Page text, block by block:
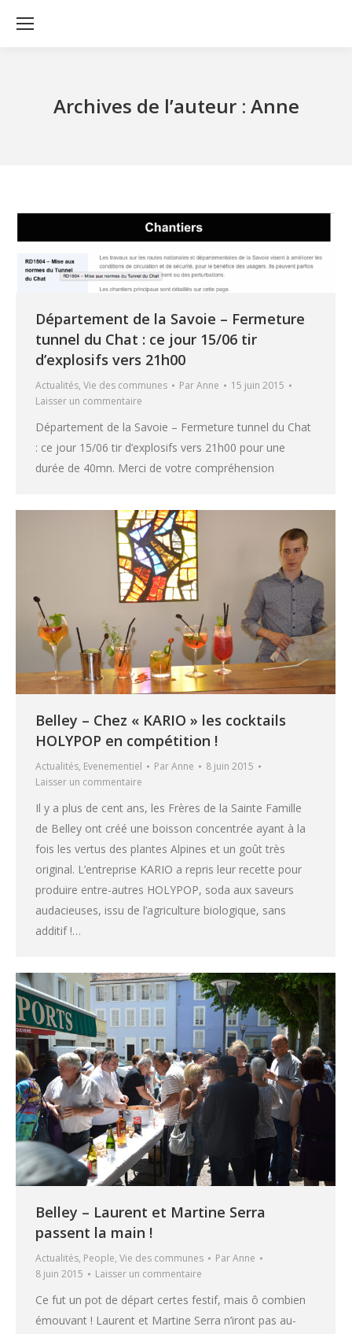
Archives de l’auteur : Anne
Département de la Savoie – Fermeture
tunnel du Chat : ce jour 15/06 tir
d’explosifs vers 21h00
Actualités, Vie des communes ParAnne
15 juin 2015
Laisser un commentaire
Département de la Savoie – Fermeture tunnel du Chat
: ce jour 15/06 tir d’explosifs vers 21h00 pour une
durée de 40mn. Merci de votre compréhension
Belley – Chez « KARIO » les cocktails
HOLYPOP en compétition !
Actualités, Evenementiel ParAnne
8 juin 2015
Laisser un commentaire
Il y a plus de cent ans, les Frères de la Sainte Famille
de Belley ont créé une boisson concentrée ayant à la
fois les vertus des plantes Alpines et un goût très
original. L’entreprise KARIO a repris leur recette pour
produire entre-autres HOLYPOP, soda aux saveurs
audacieuses, issu de l’agriculture biologique, sans
additif !…
Belley – Laurent et Martine Serra
passent la main !
Actualités, People, Vie des communes ParAnne
8 juin 2015
Laisser un commentaire
Ce fut un pot de départ certes festif, mais ô combien
émouvant ! Laurent et Martine Serra n’iront pas au-